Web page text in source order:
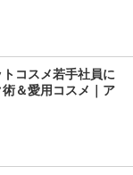
コスメ若手社員に
＆愛用コスメ｜ア